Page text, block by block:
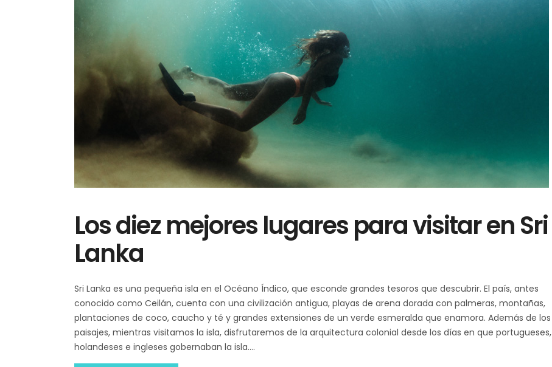
Los diez mejores lugares para visitar en Sri
Lanka
Sri Lanka es una pequeña isla en el Océano Índico, que esconde grandes tesoros que descubrir. El país, antes
conocido como Ceilán, cuenta con una civilización antigua, playas de arena dorada con palmeras, montañas,
plantaciones de coco, caucho y té y grandes extensiones de un verde esmeralda que enamora. Además de los
paisajes, mientras visitamos la isla, disfrutaremos de la arquitectura colonial desde los días en que portugueses,
holandeses e ingleses gobernaban la isla.